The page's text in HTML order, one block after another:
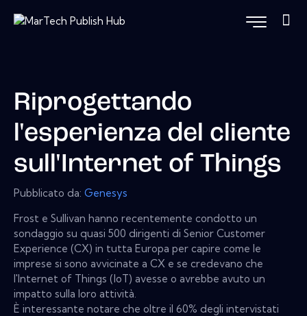
Riprogettando
l'esperienza del cliente
sull'Internet of Things
Pubblicato da: Genesys
Frost e Sullivan hanno recentemente condotto un
sondaggio su quasi 500 dirigenti di Senior Customer
Experience (CX) in tutta Europa per capire come le
imprese si sono avvicinate a CX e se credevano che
l'Internet of Things (IoT) avesse o avrebbe avuto un
impatto sulla loro attività.
È interessante notare che oltre il 60% degli intervistati